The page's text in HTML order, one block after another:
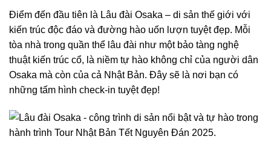
Điểm đến đầu tiên là Lâu đài Osaka – di sản thế giới với
kiến trúc độc đáo và đường hào uốn lượn tuyệt đẹp. Mỗi
tòa nhà trong quần thể lâu đài như một bảo tàng nghệ
thuật kiến trúc cổ, là niềm tự hào không chỉ của người dân
Osaka mà còn của cả Nhật Bản. Đây sẽ là nơi bạn có
những tấm hình check-in tuyệt đẹp!